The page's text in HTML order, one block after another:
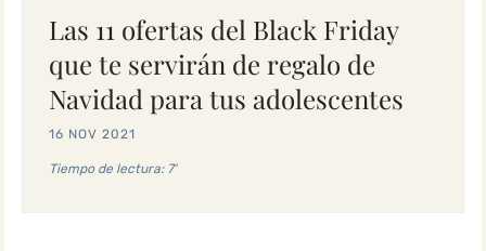
Las 11 ofertas del Black Friday
que te servirán de regalo de
Navidad para tus adolescentes
16 NOV 2021
Tiempo de lectura: 7'